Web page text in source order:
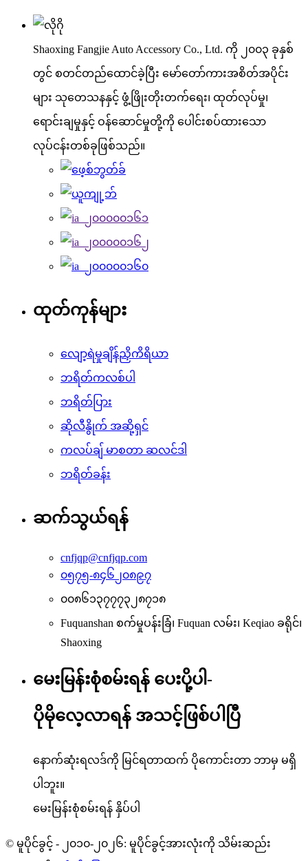
Shaoxing Fangjie Auto Accessory Co., Ltd. ကို ၂၀၀၃ ခုနှစ်
တွင် စတင်တည်ထောင်ခဲ့ပြီး မော်တော်ကားအစိတ်အပိုင်း
များ သုတေသနနှင့် ဖွံ့ဖြိုးတိုးတက်ရေး၊ ထုတ်လုပ်မှု၊
ရောင်းချမှုနှင့် ဝန်ဆောင်မှုတို့ကို ပေါင်းစပ်ထားသော
လုပ်ငန်းတစ်ခုဖြစ်သည်။
ထုတ်ကုန်များ
လျော့ရဲမှုချိန်ညှိကိရိယာ
ဘရိတ်ကလစ်ပါ
ဘရိတ်ပြား
ဆိုလီနွိုက် အဆို့ရှင်
ကလပ်ချ် မာစတာ ဆလင်ဒါ
ဘရိတ်ခန်း
ဆက်သွယ်ရန်
cnfjqp@cnfjqp.com
၀၅၇၅-၈၄၆၂၀၈၉၇
၀၀၈၆၁၃၇၇၇၃၂၈၇၁၈
Fuquanshan စက်မှုပန်းခြံ၊ Fuquan လမ်း၊ Keqiao ခရိုင်၊
Shaoxing
မေးမြန်းစုံစမ်းရန် ပေးပို့ပါ-
ပိုမိုလေ့လာရန် အသင့်ဖြစ်ပါပြီ
နောက်ဆုံးရလဒ်ကို မြင်ရတာထက် ပိုကောင်းတာ ဘာမှ မရှိ
ပါဘူး။
မေးမြန်းစုံစမ်းရန် နှိပ်ပါ
© မူပိုင်ခွင့် - ၂၀၁၀-၂၀၂၆: မူပိုင်ခွင့်အားလုံးကို သိမ်းဆည်း